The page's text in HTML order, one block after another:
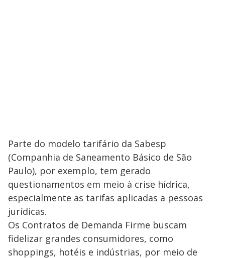
Parte do modelo tarifário da Sabesp
(Companhia de Saneamento Básico de São
Paulo), por exemplo, tem gerado
questionamentos em meio à crise hídrica,
especialmente as tarifas aplicadas a pessoas
jurídicas.
Os Contratos de Demanda Firme buscam
fidelizar grandes consumidores, como
shoppings, hotéis e indústrias, por meio de